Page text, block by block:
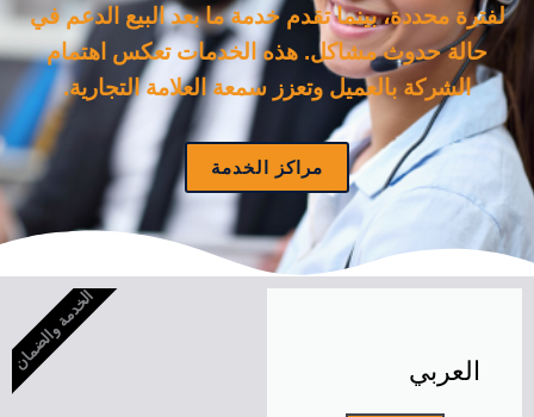
لفترة محددة، بينما تقدم خدمة ما بعد البيع الدعم في
حالة حدوث مشاكل. هذه الخدمات تعكس اهتمام
الشركة بالعميل وتعزز سمعة العلامة التجارية.
مراكز الخدمة
العربي الخدمة والضمان